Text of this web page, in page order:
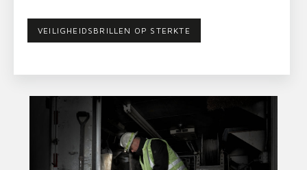
VEILIGHEIDSBRILLEN OP STERKTE